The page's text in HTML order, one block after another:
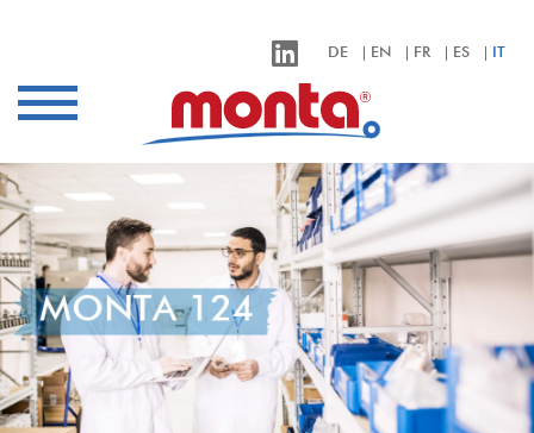
qualità
azienda
contatto
DE EN FR ES IT
MONTA 124